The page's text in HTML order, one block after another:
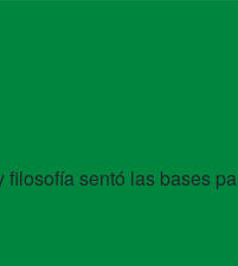
sentó las bases